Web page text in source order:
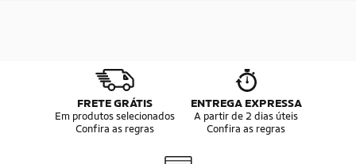
FRETE GRÁTIS
Em produtos selecionados
Confira as regras
ENTREGA EXPRESSA
A partir de 2 dias úteis
Confira as regras